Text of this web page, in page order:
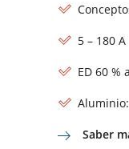
5 – 180 A
ED 60 %
Saber